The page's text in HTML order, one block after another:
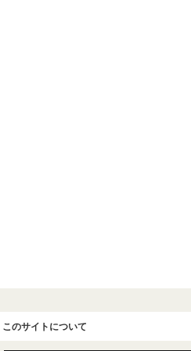
このサイトについて